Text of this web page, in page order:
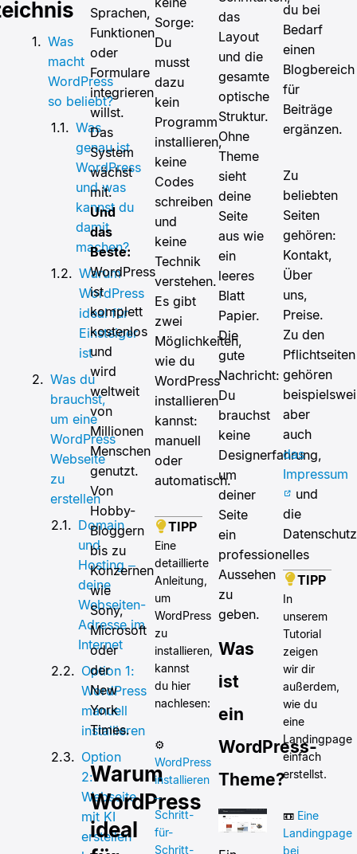
Was
macht
WordPress
so beliebt?
Was
genau ist
WordPress
und was
kannst du
damit
machen?
Warum
WordPress
ideal für
Einsteiger
ist
Was du
brauchst,
um eine
WordPress
Webseite
zu
erstellen
Domain
und
Hosting –
deine
Webseiten-
Adresse im
Internet
Option 1:
WordPress
manuell
installieren
Option
2:
Webseite
mit KI
erstellen
Sprachen,
Funktionen
oder
Formulare
integrieren
willst.
Das
System
wächst
mit.
Und
das
Beste:
WordPress
ist
komplett
kostenlos
und
wird
weltweit
von
Millionen
Menschen
genutzt.
Von
Hobby-
Bloggern
bis zu
Konzernen
wie
Sony,
Microsoft
oder
der
New
York
Times.
Warum
WordPress
ideal
Sorge:
Du
musst
dazu
kein
Programm
installieren,
keine
Codes
schreiben
und
keine
Technik
verstehen.
Es gibt
zwei
Möglichkeiten,
wie du
WordPress
installieren
kannst:
manuell
oder
automatisch.
TIPP
Eine
detaillierte
Anleitung,
um
WordPress
zu
installieren,
kannst
du hier
nachlesen:
⚙️
WordPress
installieren
–
Schritt-
für-
Schritt-
das
Layout
und die
gesamte
optische
Struktur.
Ohne
Theme
sieht
deine
Seite
aus wie
ein
leeres
Blatt
Papier.
Die
gute
Nachricht:
Du
brauchst
keine
Designerfahrung,
um
deiner
Seite
ein
professionelles
Aussehen
zu
geben.
Was
ist
ein
WordPress-
Theme?
du bei
Bedarf
einen
Blogbereich
für
Beiträge
ergänzen.
Zu
beliebten
Seiten
gehören:
Kontakt,
Über
uns,
Preise.
Zu den
Pflichtseiten
gehören
aber
auch
das
Impressum
und
die
TIPP
In
unserem
Tutorial
zeigen
wir dir
außerdem,
wie du
eine
Landingpage
einfach
erstellst.
📼 Eine
Landingpage
bei